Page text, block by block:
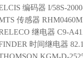
编码器 I/58S-
传感器
继电器 C9-
时间继电器
KGM-D-